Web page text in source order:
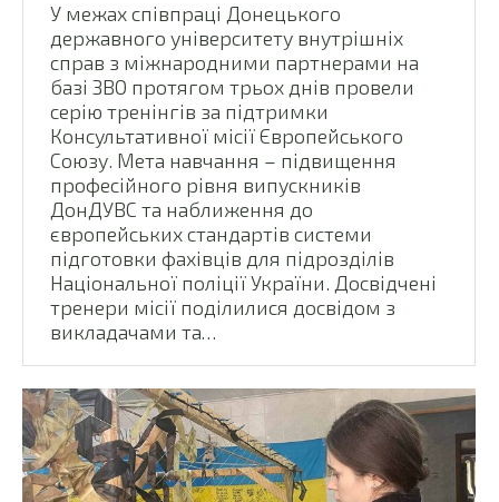
У межах співпраці Донецького
державного університету внутрішніх
справ з міжнародними партнерами на
базі ЗВО протягом трьох днів провели
серію тренінгів за підтримки
Консультативної місії Європейського
Союзу. Мета навчання – підвищення
професійного рівня випускників
ДонДУВС та наближення до
європейських стандартів системи
підготовки фахівців для підрозділів
Національної поліції України. Досвідчені
тренери місії поділилися досвідом з
викладачами та…